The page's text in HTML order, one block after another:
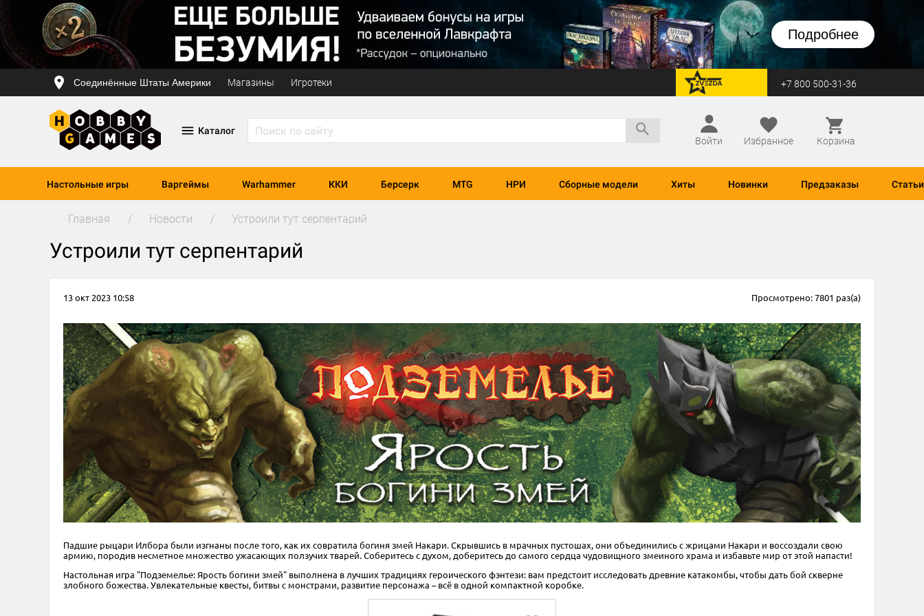
Подробнее
Соединённые Штаты Америки Магазины Игротеки перейти на Zvezda +7 800 500-31-36
Каталог
Войти
Избранное Корзина
Настольные игры Варгеймы Warhammer ККИ Берсерк MTG НРИ Сборные модели Хиты Новинки Предзаказы Статьи
Главная Новости Устроили тут серпентарий
Устроили тут серпентарий
13 окт 2023 10:58 Просмотрено: 7801 раз(а)
Падшие рыцари Илбора были изгнаны после того, как их совратила богиня змей Накари. Скрывшись в мрачных пустошах, они объединились с жрицами Накари и воссоздали свою
армию, породив несметное множество ужасающих ползучих тварей. Соберитесь с духом, доберитесь до самого сердца чудовищного змеиного храма и избавьте мир от этой напасти!
Настольная игра "Подземелье: Ярость богини змей" выполнена в лучших традициях героического фэнтези: вам предстоит исследовать древние катакомбы, чтобы дать бой скверне
злобного божества. Увлекательные квесты, битвы с монстрами, развитие персонажа – всё в одной компактной коробке.